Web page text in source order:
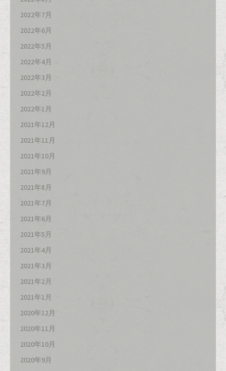
2022年7月
2022年6月
2022年5月
2022年4月
2022年3月
2022年2月
2022年1月
2021年12月
2021年11月
2021年10月
2021年9月
2021年8月
2021年7月
2021年6月
2021年5月
2021年4月
2021年3月
2021年2月
2021年1月
2020年12月
2020年11月
2020年10月
2020年9月